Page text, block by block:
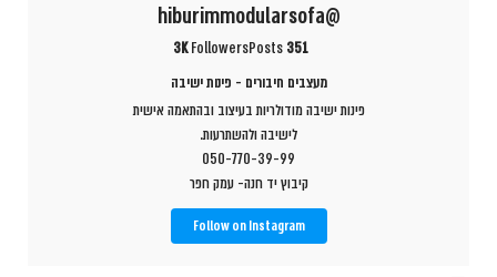
@hiburimmodularsofa
351
Posts
3KFollowers
מעצבים חיבורים - פינות ישיבה
פינות ישיבה מודולריות בעיצוב ובהתאמה אישית
לישיבה ולהשתרעות.
050-770-39-99
קיבוץ יד חנה- עמק חפר
Follow on Instagram